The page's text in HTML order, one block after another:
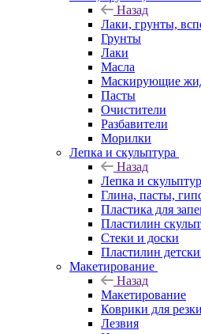
Назад
Лаки, грунты,
Грунты
Лаки
Масла
Маскирующие
Пасты
Очистители
Разбавители
Морилки
Лепка и скульптура
Назад
Лепка и
Глина, пасты,
Пластика для
Пластилин
Стеки и доски
Пластилин
Макетирование
Назад
Макетирование
Коврики для резки
Лезвия